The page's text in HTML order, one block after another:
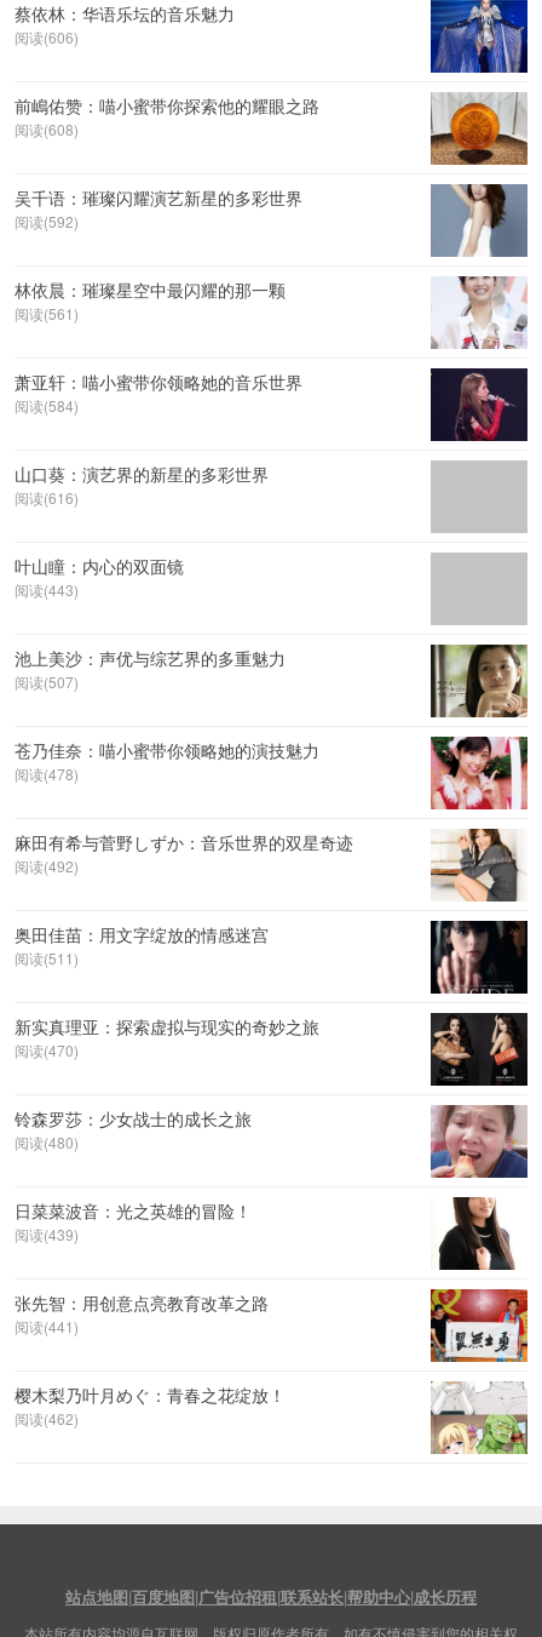
蔡依林：华语乐坛的音乐魅力
阅读(606)
前嶋佑赞：喵小蜜带你探索他的耀眼之路
阅读(608)
吴千语：璀璨闪耀演艺新星的多彩世界
阅读(592)
林依晨：璀璨星空中最闪耀的那一颗
阅读(561)
萧亚轩：喵小蜜带你领略她的音乐世界
阅读(584)
山口葵：演艺界的新星的多彩世界
阅读(616)
叶山瞳：内心的双面镜
阅读(443)
池上美沙：声优与综艺界的多重魅力
阅读(507)
苍乃佳奈：喵小蜜带你领略她的演技魅力
阅读(478)
麻田有希与菅野しずか：音乐世界的双星奇迹
阅读(492)
奥田佳苗：用文字绽放的情感迷宫
阅读(511)
新实真理亚：探索虚拟与现实的奇妙之旅
阅读(470)
铃森罗莎：少女战士的成长之旅
阅读(480)
日菜菜波音：光之英雄的冒险！
阅读(439)
张先智：用创意点亮教育改革之路
阅读(441)
樱木梨乃叶月めぐ：青春之花绽放！
阅读(462)
站点地图|百度地图|广告位招租|联系站长|帮助中心|成长历程
本站所有内容均源自互联网，版权归原作者所有。如有不慎侵害到您的相关权